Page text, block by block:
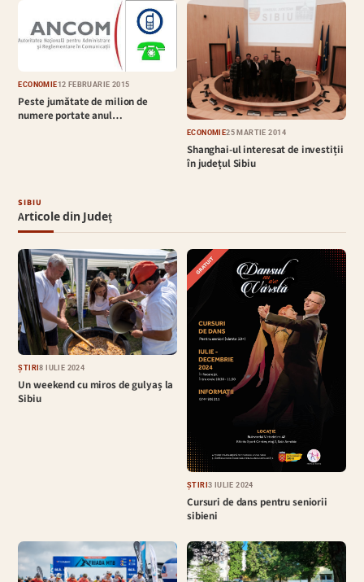
ECONOMIE12 FEBRUARIE 2015
Peste jumătate de milion de
numere portate anul…
ECONOMIE25 MARTIE 2014
Shanghai-ul interesat de investiții
în județul Sibiu
SIBIU
Articole din Județ
ȘTIRI8 IULIE 2024
Un weekend cu miros de gulyaș la
Sibiu
ȘTIRI3 IULIE 2024
Cursuri de dans pentru seniorii
sibieni